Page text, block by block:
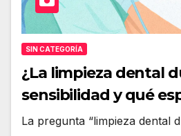
SIN CATEGORÍA
¿La limpieza dental
sensibilidad y qué
La pregunta “limpieza dental